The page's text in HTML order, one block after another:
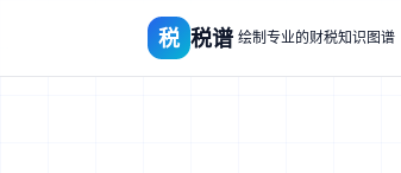
税 税谱 绘制专业的财税知识图谱